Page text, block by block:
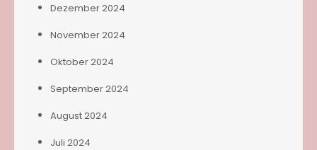
Dezember 2024
November 2024
Oktober 2024
September 2024
August 2024
Juli 2024